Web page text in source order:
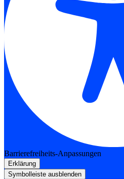
Barrierefreiheits-Anpassungen
Erklärung
Symbolleiste ausblenden